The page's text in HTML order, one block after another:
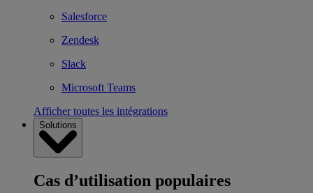
Salesforce
Zendesk
Slack
Microsoft Teams
Afficher toutes les intégrations
Solutions
Cas d’utilisation populaires